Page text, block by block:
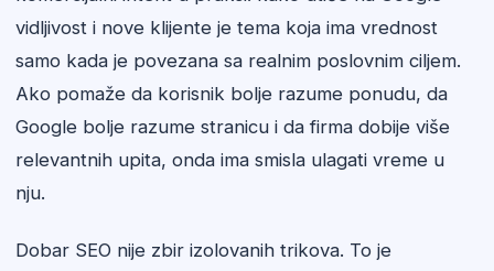
vidljivost i nove klijente je tema koja ima vrednost
samo kada je povezana sa realnim poslovnim ciljem.
Ako pomaže da korisnik bolje razume ponudu, da
Google bolje razume stranicu i da firma dobije više
relevantnih upita, onda ima smisla ulagati vreme u
nju.
Dobar SEO nije zbir izolovanih trikova. To je